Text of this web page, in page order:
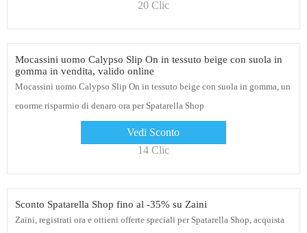
20 Clic
Mocassini uomo Calypso Slip On in tessuto beige con suola in
gomma in vendita, valido online
Mocassini uomo Calypso Slip On in tessuto beige con suola in gomma, un
enorme risparmio di denaro ora per Spatarella Shop
Vedi Sconto
14 Clic
Sconto Spatarella Shop fino al -35% su Zaini
Zaini, registrati ora e ottieni offerte speciali per Spatarella Shop, acquista